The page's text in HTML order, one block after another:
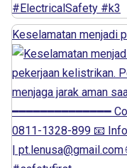
Keselamatan menjadi